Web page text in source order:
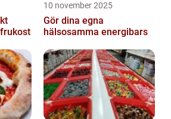
10 november 2025
Gör dina egna
hälsosamma energibars